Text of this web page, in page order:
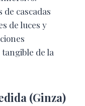
cascadas
de luces y
de la
(Ginza)